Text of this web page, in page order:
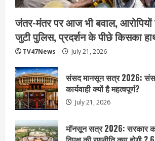
जंतर-मंतर पर आज भी बवाल, आरोपियों
जुटी पुलिस, प्रदर्शन के पीछे किसका
TV47News July 21, 2026
संसद मानसून सत्र 2026:
कार्यवाही क्यों है महत्वपूर्ण?
July 21, 2026
मॉनसून सत्र 2026: सरकार